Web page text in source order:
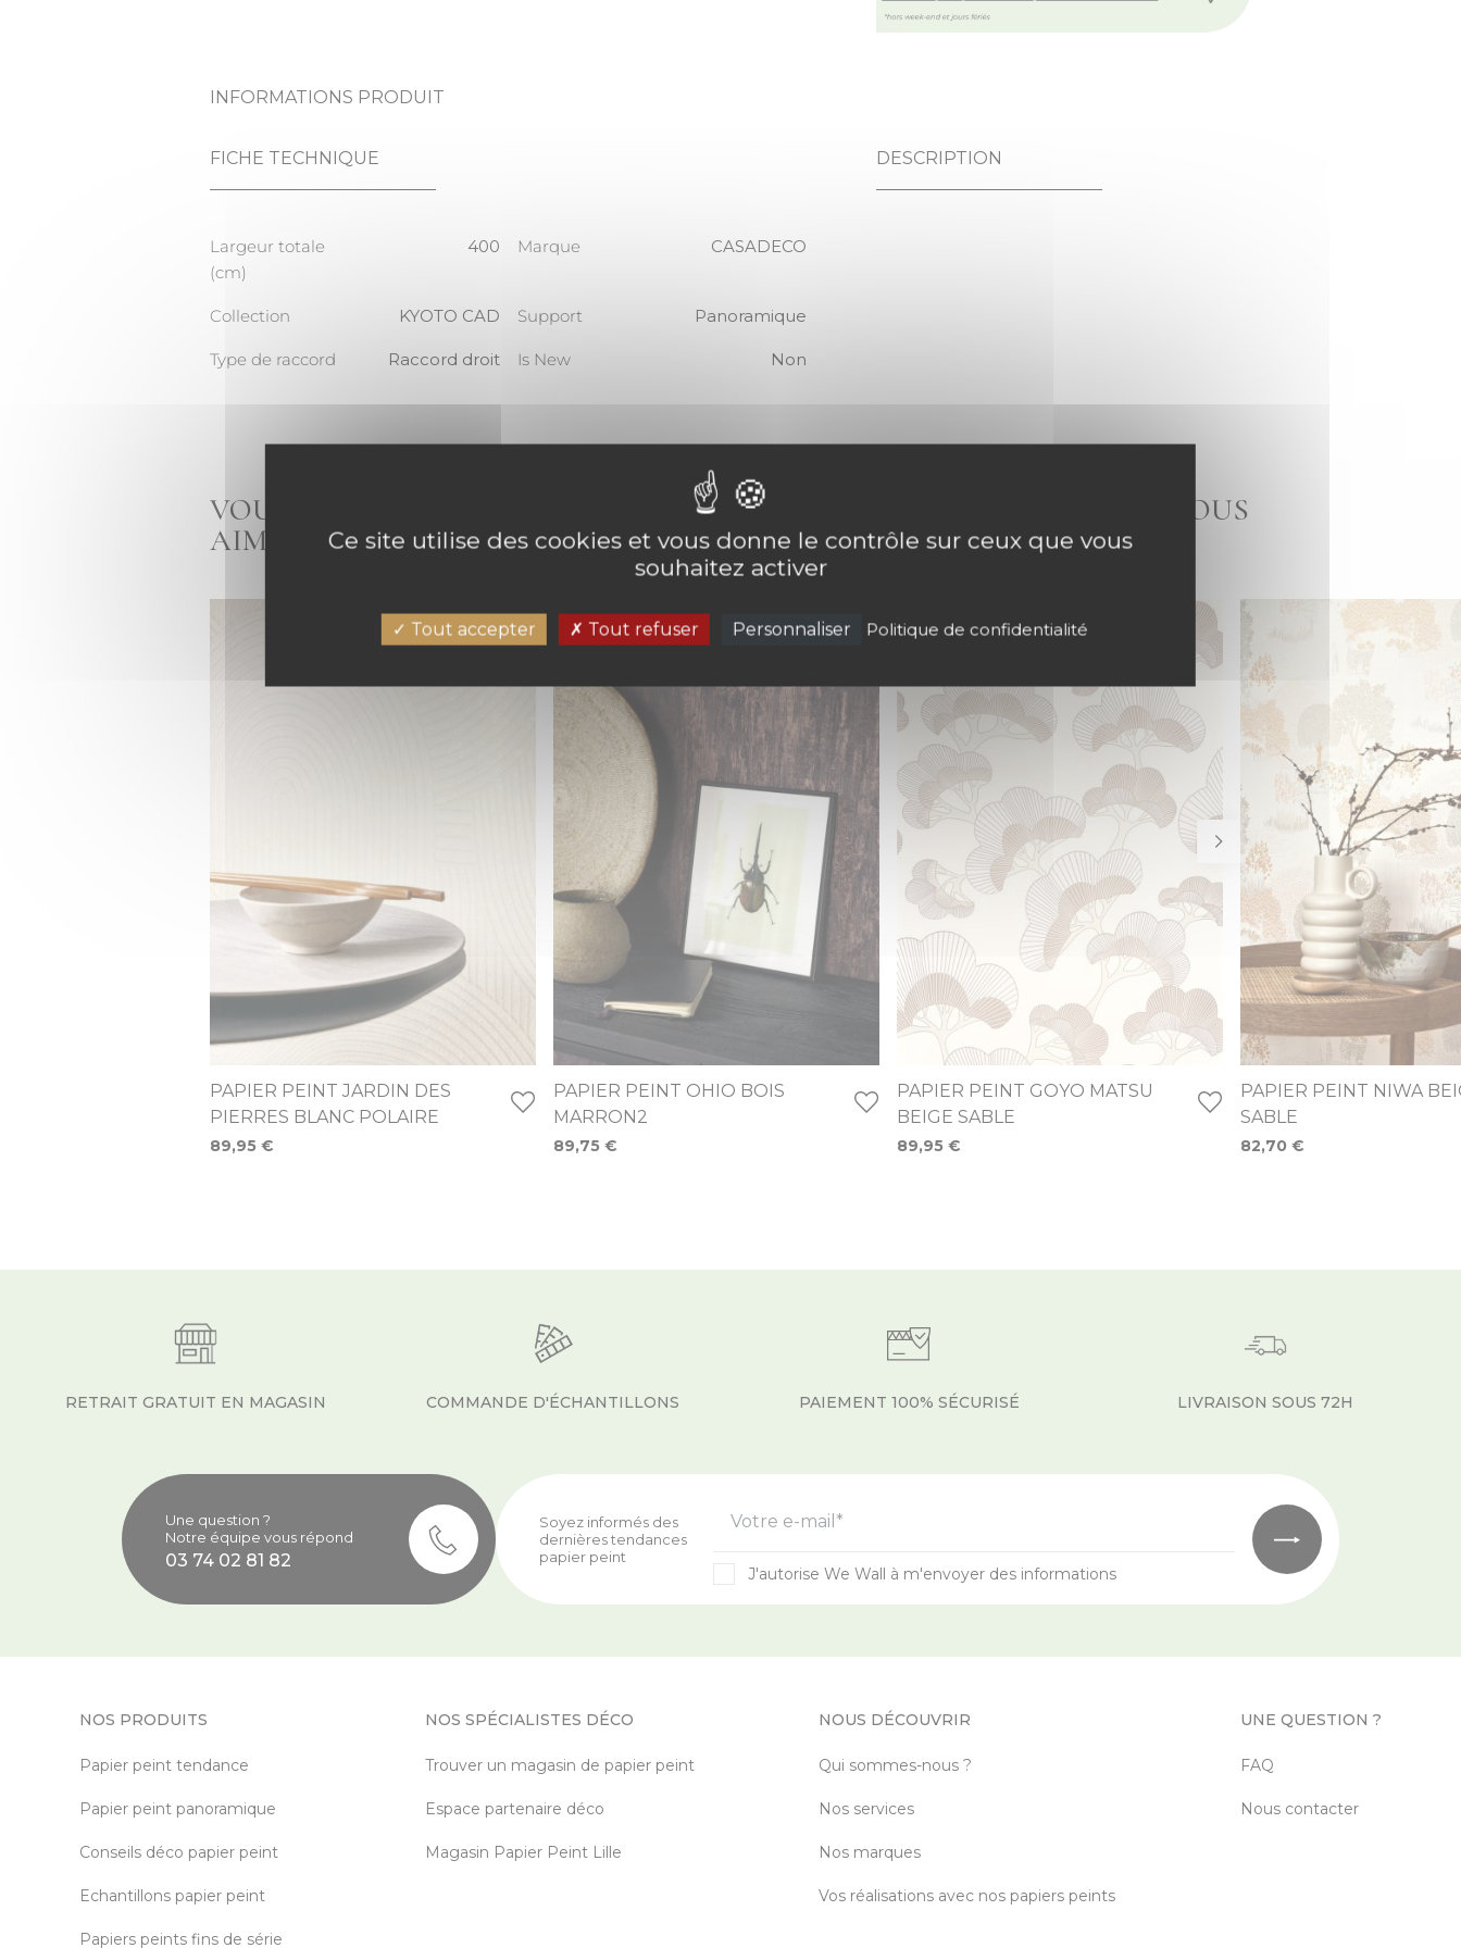
INFORMATIONS PRODUIT
FICHE TECHNIQUE
Largeur totale
(cm)
400 Marque CASADECO
Collection KYOTO CAD Support Panoramique
Type de raccord Raccord droit Is New Non
DESCRIPTION
VOUS AIMEZ LE PANORAMIQUE CEREMONIE DU THE_M CASADECO, VOUS
AIMEREZ AUSSI
PAPIER PEINT JARDIN DES
PIERRES BLANC POLAIRE
89,95 €
PAPIER PEINT OHIO BOIS
MARRON2
89,75 €
PAPIER PEINT GOYO MATSU
BEIGE SABLE
89,95 €
PAPIER PEINT NIWA
SABLE
82,70 €
RETRAIT GRATUIT EN MAGASIN COMMANDE D'ÉCHANTILLONS PAIEMENT 100% SÉCURISÉ LIVRAISON SOUS 72H
Une question ?
Notre équipe vous répond
03 74 02 81 82
Soyez informés des
dernières tendances
papier peint
Votre e-mail*
J'autorise We Wall à m'envoyer des informations
NOS PRODUITS
Papier peint tendance
Papier peint panoramique
Conseils déco papier peint
Echantillons papier peint
Papiers peints fins de série
NOS SPÉCIALISTES DÉCO
Trouver un magasin de papier peint
Espace partenaire déco
Magasin Papier Peint Lille
NOUS DÉCOUVRIR
Qui sommes-nous ?
Nos services
Nos marques
Vos réalisations avec nos papiers peints
UNE QUESTION ?
FAQ
Nous contacter
Ce site utilise des cookies et vous donne le contrôle sur ceux que vous
souhaitez activer
Tout accepter Tout refuser Personnaliser Politique de confidentialité